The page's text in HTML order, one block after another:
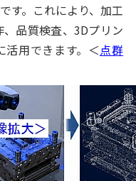
す。これにより、加工
品質検査、3Dプリン
活用できます。＜点群